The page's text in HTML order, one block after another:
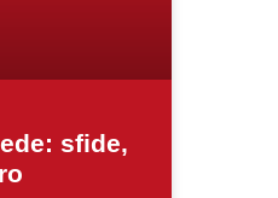
sfide,